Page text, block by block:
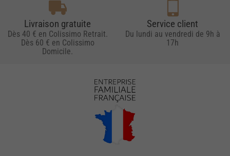
Livraison gratuite
Dès 40 € en Colissimo Retrait.
Dès 60 € en Colissimo
Domicile.
Service client
Du lundi au vendredi de 9h à
17h